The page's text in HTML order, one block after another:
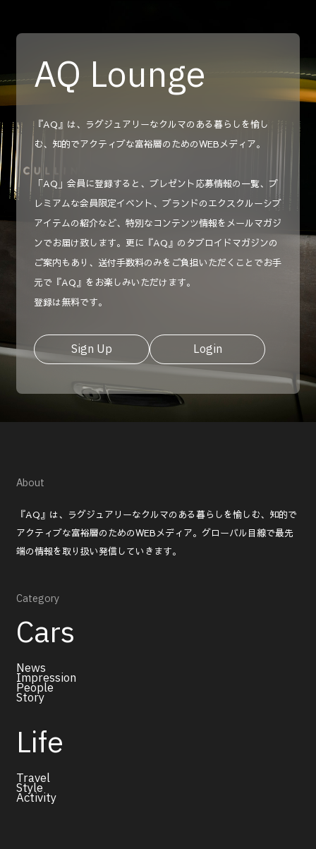
AQ Lounge
『AQ』は、ラグジュアリーなクルマのある暮らしを愉し
む、知的でアクティブな富裕層のためのWEBメディア。
「AQ」会員に登録すると、プレゼント応募情報の一覧、プ
レミアムな会員限定イベント、ブランドのエクスクルーシブ
アイテムの紹介など、特別なコンテンツ情報をメールマガジ
ンでお届け致します。更に『AQ』のタブロイドマガジンの
ご案内もあり、送付手数料のみをご負担いただくことでお手
元で『AQ』をお楽しみいただけます。
登録は無料です。
Sign Up Login
About
『AQ』は、ラグジュアリーなクルマのある暮らしを愉しむ、知的で
アクティブな富裕層のためのWEBメディア。グローバル目線で最先
端の情報を取り扱い発信していきます。
Category
Cars
News
Impression
People
Story
Life
Travel
Style
Activity